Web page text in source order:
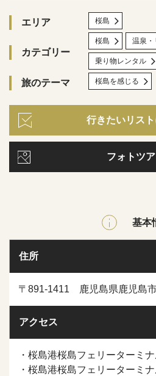
エリア 桜島
カテゴリー
桜島 温泉・
乗り物レンタル
旅のテーマ 桜島を感じる
行きたいリス
フォトツ
基本
住所
〒891-1411 鹿児島県鹿児島
アクセス
・桜島港桜島フェリーターミ
・桜島港桜島フェリーターミ